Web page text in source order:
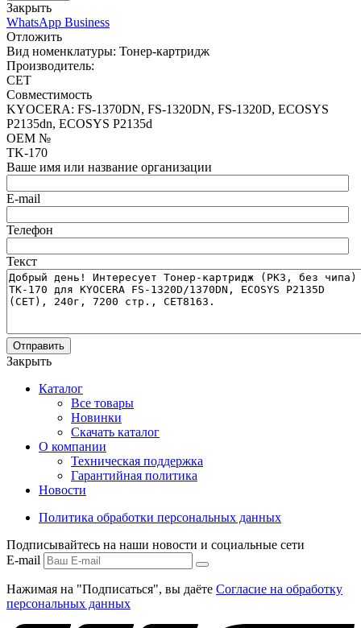
Закрыть
WhatsApp Business
Отложить
Вид номенклатуры: Тонер-картридж
Производитель:
CET
Совместимость
KYOCERA: FS-1370DN, FS-1320DN, FS-1320D, ECOSYS
P2135dn, ECOSYS P2135d
OEM №
TK-170
Ваше имя или название организации
E-mail
Телефон
Текст
Отправить
Закрыть
Каталог
Все товары
Новинки
Скачать каталог
О компании
Техническая поддержка
Гарантийная политика
Новости
Политика обработки персональных данных
Подписывайтесь на наши новости и социальные сети
E-mail
Нажимая на "Подписаться", вы даёте Согласие на обработку
персональных данных